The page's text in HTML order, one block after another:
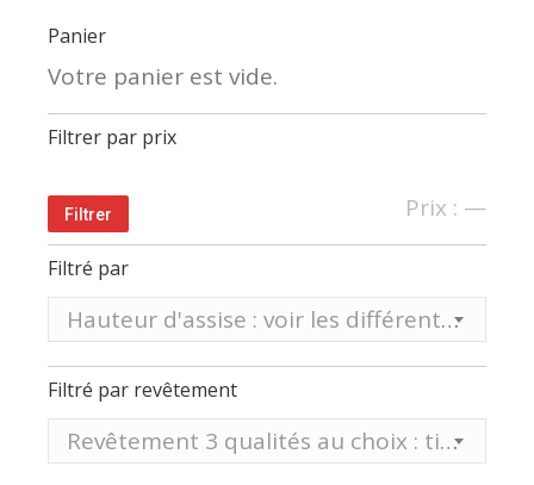
Panier
Votre panier est vide.
Filtrer par prix
Prix
Prix
Filtrer Prix : —
Filtré par
Hauteur d'assise : voir les différentes hauteurs sur tableau ci-dessous
Filtré par revêtement
Revêtement 3 qualités au choix : tissu, vinyle aspect mat EP ou vinyle aspect lisse ST